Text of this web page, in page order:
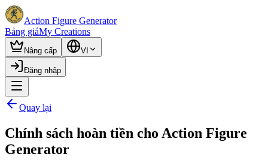
Action Figure Generator
Bảng giáMy Creations
Nâng cấp VI
Đăng nhập
Quay lại
Chính sách hoàn tiền cho Action Figure
Generator